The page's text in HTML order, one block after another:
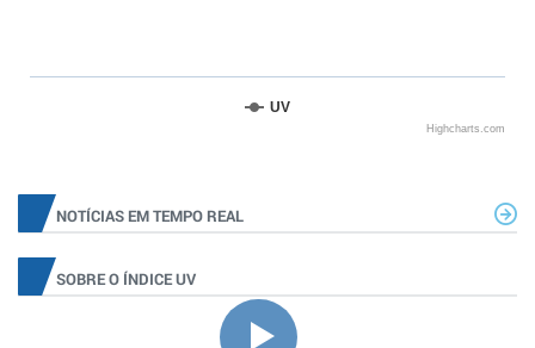
UV
Highcharts.com
NOTÍCIAS EM TEMPO REAL
SOBRE O ÍNDICE UV